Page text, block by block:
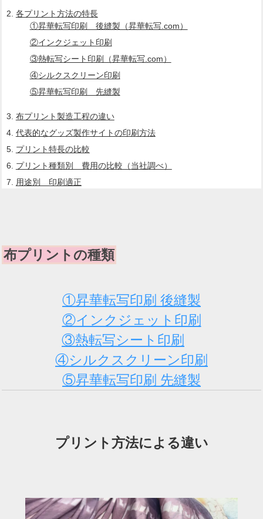
各プリント方法の特長
①昇華転写印刷 後縫製（昇華転写.com）
②インクジェット印刷
③熱転写シート印刷（昇華転写.com）
④シルクスクリーン印刷
⑤昇華転写印刷 先縫製
布プリント製造工程の違い
代表的なグッズ製作サイトの印刷方法
プリント特長の比較
プリント種類別 費用の比較（当社調べ）
用途別 印刷適正
布プリントの種類
①昇華転写印刷 後縫製
②インクジェット印刷
③熱転写シート印刷
④シルクスクリーン印刷
⑤昇華転写印刷 先縫製
プリント方法による違い